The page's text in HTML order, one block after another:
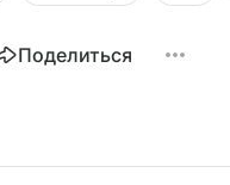
Поделиться